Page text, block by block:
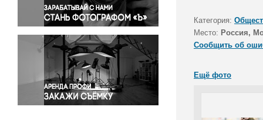
Происшествия и конфликты
Религия
Светская жизнь
Спорт
Экология
Экономика и бизнес
Категория:
Место: Россия,
Сообщить об
Ещё фото